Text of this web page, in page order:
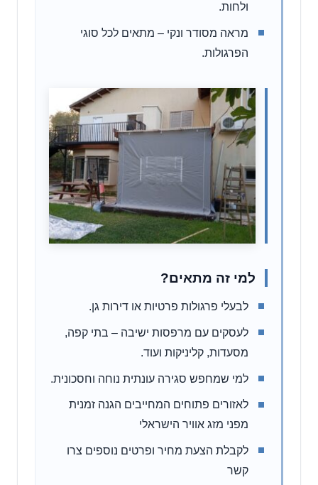
ולחות.
מראה מסודר ונקי – מתאים לכל סוגי
הפרגולות.
למי זה מתאים?
לבעלי פרגולות פרטיות או דירות גן.
לעסקים עם מרפסות ישיבה – בתי קפה,
מסעדות, קליניקות ועוד.
למי שמחפש סגירה עונתית נוחה וחסכונית.
לאזורים פתוחים המחייבים הגנה זמנית
מפני מזג אוויר הישראלי
לקבלת הצעת מחיר ופרטים נוספים צרו
קשר